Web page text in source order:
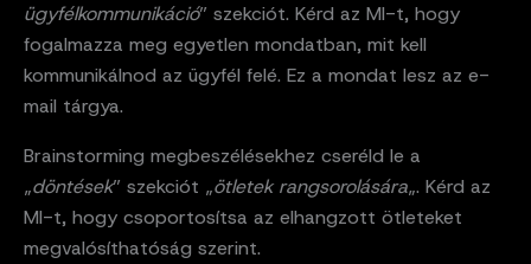
ügyfélkommunikáció” szekciót. Kérd az MI-t, hogy
fogalmazza meg egyetlen mondatban, mit kell
kommunikálnod az ügyfél felé. Ez a mondat lesz az e-
mail tárgya.
Brainstorming megbeszélésekhez cseréld le a
„döntések” szekciót „ötletek rangsorolására„. Kérd az
MI-t, hogy csoportosítsa az elhangzott ötleteket
megvalósíthatóság szerint.